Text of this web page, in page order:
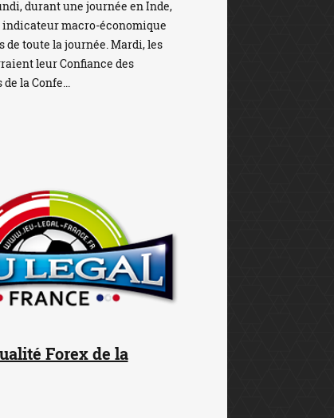
durant une journée en Inde,
macro-économique
de toute la journée. Mardi, les
leur Confiance des
la Confe...
Forex de la